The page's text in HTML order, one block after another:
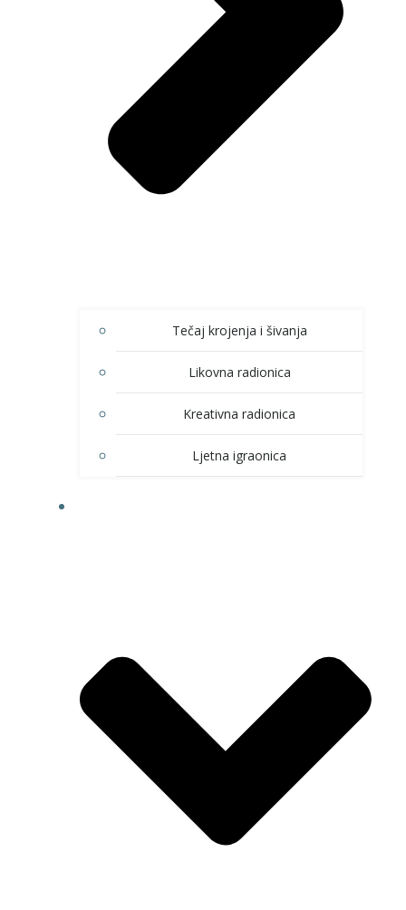
Tečaj krojenja i šivanja
Likovna radionica
Kreativna radionica
Ljetna igraonica